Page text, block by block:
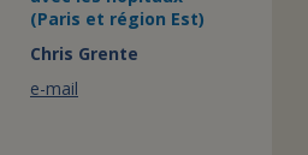
(Paris et région Est)
Chris Grente
e-mail